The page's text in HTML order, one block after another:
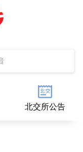
北交所公告